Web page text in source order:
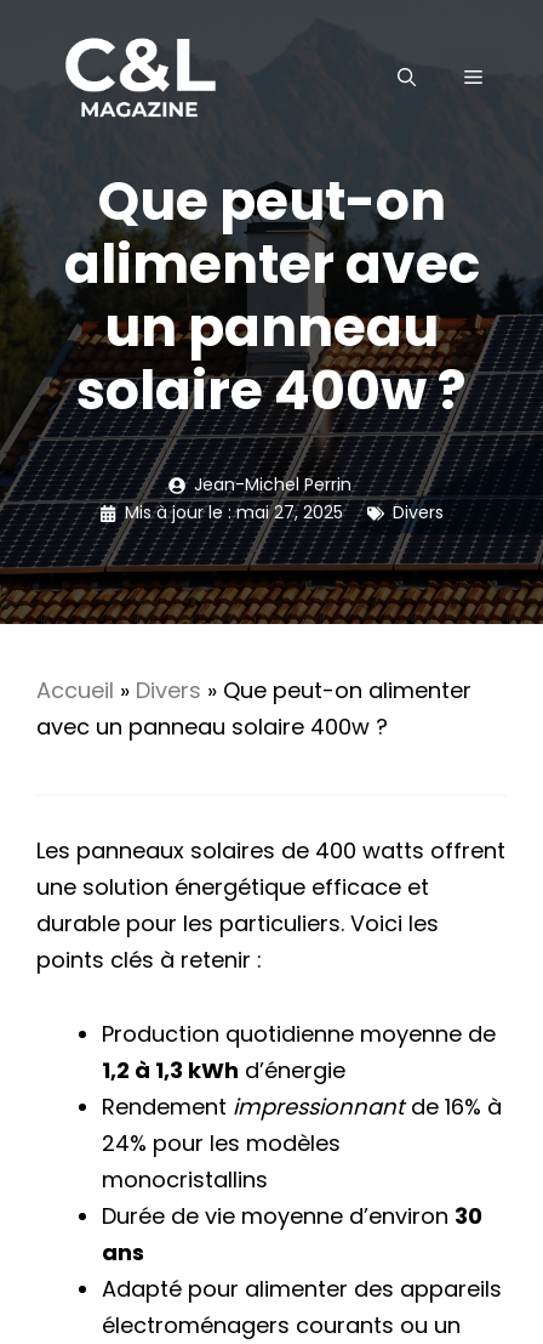
contenu
MENU
Que peut-on
alimenter avec
un panneau
solaire 400w ?
Jean-Michel Perrin
Mis à jour le :mai 27, 2025 Divers
Accueil » Divers » Que peut-on alimenter
avec un panneau solaire 400w ?
Les panneaux solaires de 400 watts offrent
une solution énergétique efficace et
durable pour les particuliers. Voici les
points clés à retenir :
Production quotidienne moyenne de
1,2 à 1,3 kWh d’énergie
Rendement impressionnantde 16% à
24% pour les modèles
monocristallins
Durée de vie moyenne d’environ 30
ans
Adapté pour alimenter des appareils
électroménagers courants ou un